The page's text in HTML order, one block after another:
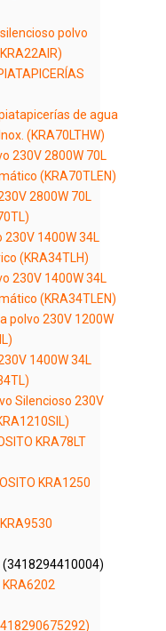
polvo
de agua
(KRA70LTHW)
230V 2800W 70L
(KRA70TLEN)
2800W 70L
230V 1400W 34L
(KRA34TLH)
230V 1400W 34L
(KRA34TLEN)
polvo 230V 1200W
1400W 34L
Silencioso 230V
KRA78LT
KRA1250
(3418294410004)
KRA6202